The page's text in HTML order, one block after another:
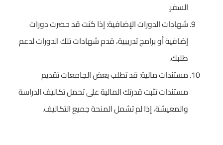
السفر.
شهادات الدورات الإضافية: إذا كنت قد حضرت دورات
إضافية أو برامج تدريبية، قدم شهادات تلك الدورات لدعم
طلبك.
مستندات مالية: قد تطلب بعض الجامعات تقديم
مستندات تثبت قدرتك المالية على تحمل تكاليف الدراسة
والمعيشة، إذا لم تشمل المنحة جميع التكاليف.